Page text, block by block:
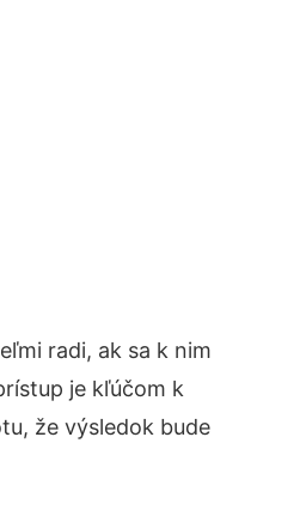
radi, ak sa k nim
je kľúčom k
že výsledok bude